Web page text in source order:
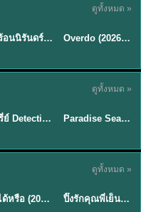
ดูทั้งหมด »
8.8 ฤดูร้อนนิรันดร์ (2026) Never-Ending Summer พากย์ไทย EP.1-29
ซับไทย
Overdo (2026) รักเกินแค้น พากย์ไทย ซับไทย EP1-33 (จบ)
ดูทั้งหมด »
EP.9ดูซีรี่ย์ Detective Hole (2026) พากย์ไทย HD ฟรี อัปเดตล่าสุด Netflix EP.8
พากย์ไทย
Paradise Season 2 (2026) พากย์ไทย EP1-8 ดูซีรี่ย์ฝรั่ง HD ครบทุกตอน
ดูทั้งหมด »
รักได้หรือ (2026) YOUNG Let's Begin Again พากย์ไทย EP.1-19 ★8
พากย์ไทย
ปิ๊งรักคุณพี่เย็นชา (2026) Frozen Valentine EP.1-10 (จบ)